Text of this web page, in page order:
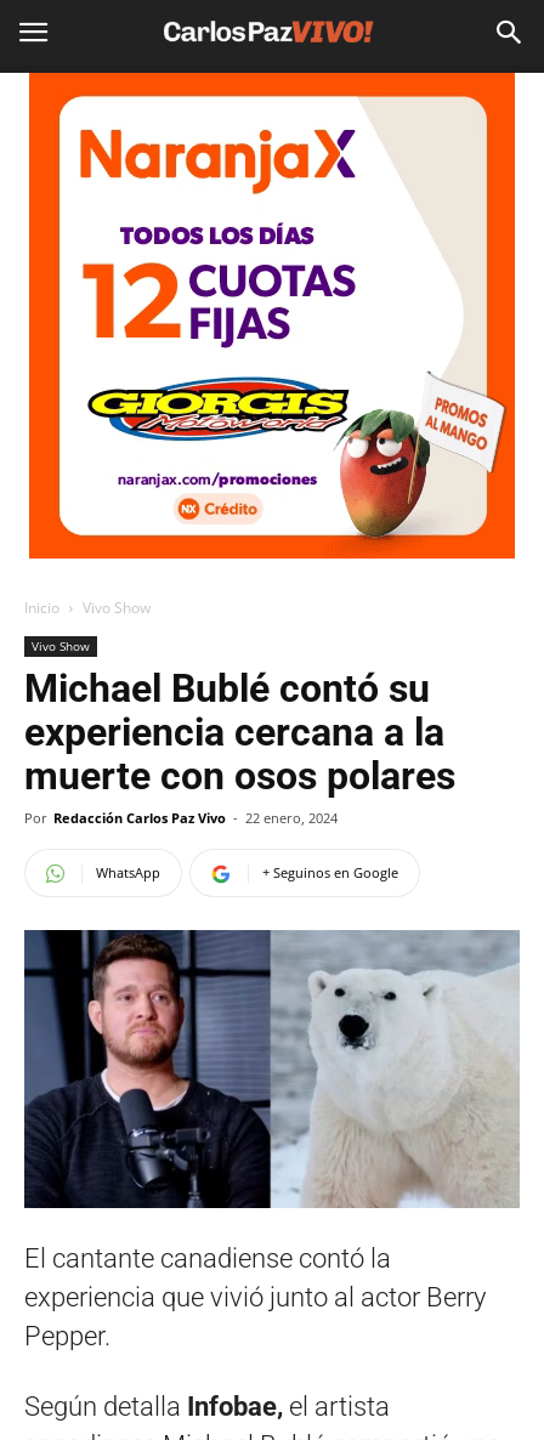
Inicio Vivo Show
Vivo Show
Michael Bublé contó su
experiencia cercana a la
muerte con osos polares
Por Redacción Carlos Paz Vivo - 22 enero, 2024
WhatsApp + Seguinos en Google
El cantante canadiense contó la
experiencia que vivió junto al actor Berry
Pepper.
Según detalla Infobae, el artista